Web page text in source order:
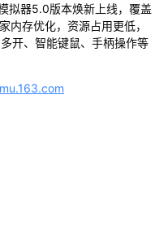
拟器5.0版本焕新上线，覆盖
内存优化，资源占用更低，
开、智能键鼠、手柄操作等